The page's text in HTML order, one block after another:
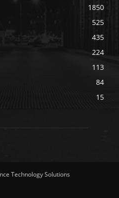
1850
525
435
224
113
84
15
Technology Solutions